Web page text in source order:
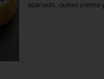
apanado, queso crema